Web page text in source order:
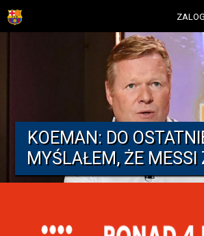
KOEMAN: DO
MYŚLAŁEM, ŻE MESSI